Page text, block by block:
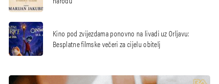
Kino pod zvijezdama ponovno na livadi uz Orljavu:
Besplatne filmske večeri za cijelu obitelj